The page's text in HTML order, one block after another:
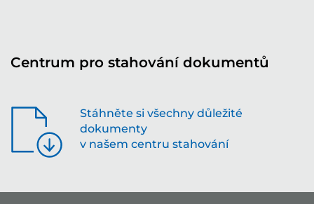
Centrum pro stahování dokumentů
Stáhněte si všechny důležité
dokumenty
v našem centru stahování